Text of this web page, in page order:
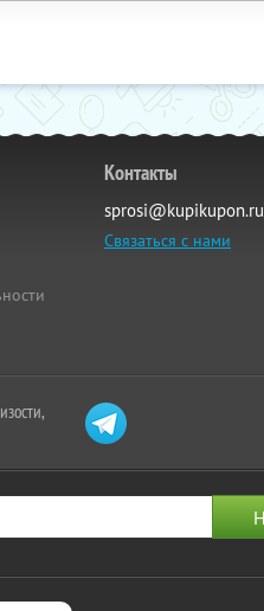
Контакты
sprosi@kupikupon.ru
Связаться с нами